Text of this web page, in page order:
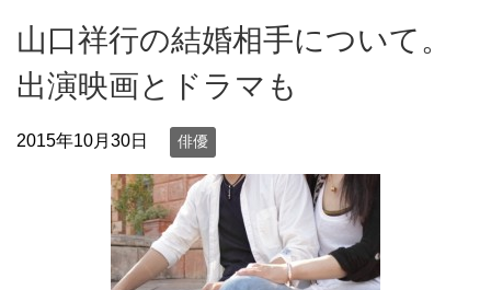
山口祥行の結婚相手について。
出演映画とドラマも
2015年10月30日 俳優